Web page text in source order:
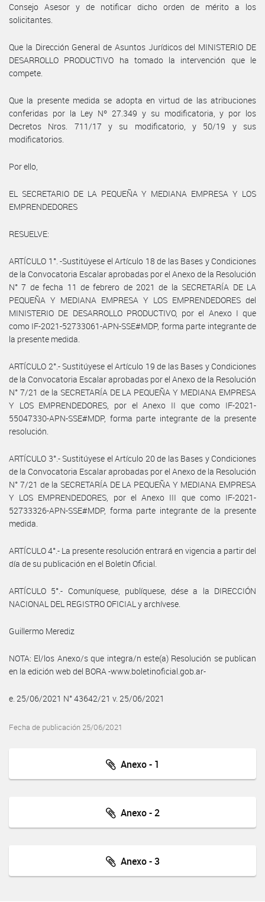
Consejo Asesor y de notificar dicho orden de mérito a los
solicitantes.
Que la Dirección General de Asuntos Jurídicos del MINISTERIO DE
DESARROLLO PRODUCTIVO ha tomado la intervención que le
compete.
Que la presente medida se adopta en virtud de las atribuciones
conferidas por la Ley Nº 27.349 y su modificatoria, y por los
Decretos Nros. 711/17 y su modificatorio, y 50/19 y sus
modificatorios.
Por ello,
EL SECRETARIO DE LA PEQUEÑA Y MEDIANA EMPRESA Y LOS
EMPRENDEDORES
RESUELVE:
ARTÍCULO 1°. -Sustitúyese el Artículo 18 de las Bases y Condiciones
de la Convocatoria Escalar aprobadas por el Anexo de la Resolución
N° 7 de fecha 11 de febrero de 2021 de la SECRETARÍA DE LA
PEQUEÑA Y MEDIANA EMPRESA Y LOS EMPRENDEDORES del
MINISTERIO DE DESARROLLO PRODUCTIVO, por el Anexo I que
como IF-2021-52733061-APN-SSE#MDP, forma parte integrante de
la presente medida.
ARTÍCULO 2°.- Sustitúyese el Artículo 19 de las Bases y Condiciones
de la Convocatoria Escalar aprobadas por el Anexo de la Resolución
N° 7/21 de la SECRETARÍA DE LA PEQUEÑA Y MEDIANA EMPRESA
Y LOS EMPRENDEDORES, por el Anexo II que como IF-2021-
55047330-APN-SSE#MDP, forma parte integrante de la presente
resolución.
ARTÍCULO 3°.- Sustitúyese el Artículo 20 de las Bases y Condiciones
de la Convocatoria Escalar aprobadas por el Anexo de la Resolución
N° 7/21 de la SECRETARÍA DE LA PEQUEÑA Y MEDIANA EMPRESA
Y LOS EMPRENDEDORES, por el Anexo III que como IF-2021-
52733326-APN-SSE#MDP, forma parte integrante de la presente
medida.
ARTÍCULO 4°.- La presente resolución entrará en vigencia a partir del
día de su publicación en el Boletín Oficial.
ARTÍCULO 5°.- Comuníquese, publíquese, dése a la DIRECCIÓN
NACIONAL DEL REGISTRO OFICIAL y archívese.
Guillermo Merediz
NOTA: El/los Anexo/s que integra/n este(a) Resolución se publican
en la edición web del BORA -www.boletinoficial.gob.ar-
e. 25/06/2021 N° 43642/21 v. 25/06/2021
Fecha de publicación 25/06/2021
Anexo - 1
Anexo - 2
Anexo - 3